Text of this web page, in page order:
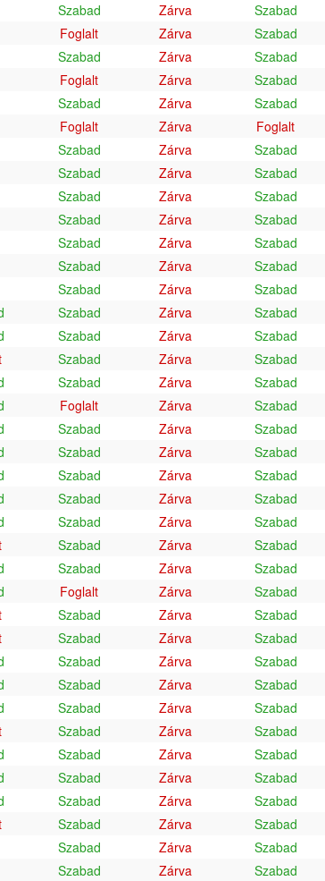
Szabad Zárva Szabad
Foglalt Zárva Szabad
Szabad Zárva Szabad
Foglalt Zárva Szabad
Szabad Zárva Szabad
Foglalt Zárva Foglalt
Szabad Zárva Szabad
Szabad Zárva Szabad
Szabad Zárva Szabad
Szabad Zárva Szabad
Szabad Zárva Szabad
Szabad Zárva Szabad
Szabad Zárva Szabad
Szabad Zárva Szabad
Szabad Zárva Szabad
Szabad Zárva Szabad
Szabad Zárva Szabad
Foglalt Zárva Szabad
Szabad Zárva Szabad
Szabad Zárva Szabad
Szabad Zárva Szabad
Szabad Zárva Szabad
Szabad Zárva Szabad
Szabad Zárva Szabad
Szabad Zárva Szabad
Foglalt Zárva Szabad
Szabad Zárva Szabad
Szabad Zárva Szabad
Szabad Zárva Szabad
Szabad Zárva Szabad
Szabad Zárva Szabad
Szabad Zárva Szabad
Szabad Zárva Szabad
Szabad Zárva Szabad
Szabad Zárva Szabad
Szabad Zárva Szabad
Szabad Zárva Szabad
Szabad Zárva Szabad